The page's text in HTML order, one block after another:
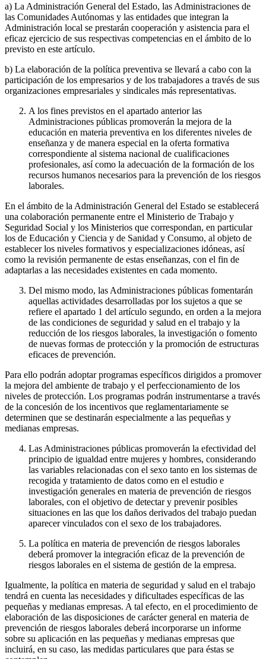
a) La Administración General del Estado, las Administraciones de
las Comunidades Autónomas y las entidades que integran la
Administración local se prestarán cooperación y asistencia para el
eficaz ejercicio de sus respectivas competencias en el ámbito de lo
previsto en este artículo.
b) La elaboración de la política preventiva se llevará a cabo con la
participación de los empresarios y de los trabajadores a través de sus
organizaciones empresariales y sindicales más representativas.
A los fines previstos en el apartado anterior las
Administraciones públicas promoverán la mejora de la
educación en materia preventiva en los diferentes niveles de
enseñanza y de manera especial en la oferta formativa
correspondiente al sistema nacional de cualificaciones
profesionales, así como la adecuación de la formación de los
recursos humanos necesarios para la prevención de los riesgos
laborales.
En el ámbito de la Administración General del Estado se establecerá
una colaboración permanente entre el Ministerio de Trabajo y
Seguridad Social y los Ministerios que correspondan, en particular
los de Educación y Ciencia y de Sanidad y Consumo, al objeto de
establecer los niveles formativos y especializaciones idóneas, así
como la revisión permanente de estas enseñanzas, con el fin de
adaptarlas a las necesidades existentes en cada momento.
Del mismo modo, las Administraciones públicas fomentarán
aquellas actividades desarrolladas por los sujetos a que se
refiere el apartado 1 del artículo segundo, en orden a la mejora
de las condiciones de seguridad y salud en el trabajo y la
reducción de los riesgos laborales, la investigación o fomento
de nuevas formas de protección y la promoción de estructuras
eficaces de prevención.
Para ello podrán adoptar programas específicos dirigidos a promover
la mejora del ambiente de trabajo y el perfeccionamiento de los
niveles de protección. Los programas podrán instrumentarse a través
de la concesión de los incentivos que reglamentariamente se
determinen que se destinarán especialmente a las pequeñas y
medianas empresas.
Las Administraciones públicas promoverán la efectividad del
principio de igualdad entre mujeres y hombres, considerando
las variables relacionadas con el sexo tanto en los sistemas de
recogida y tratamiento de datos como en el estudio e
investigación generales en materia de prevención de riesgos
laborales, con el objetivo de detectar y prevenir posibles
situaciones en las que los daños derivados del trabajo puedan
aparecer vinculados con el sexo de los trabajadores.
La política en materia de prevención de riesgos laborales
deberá promover la integración eficaz de la prevención de
riesgos laborales en el sistema de gestión de la empresa.
Igualmente, la política en materia de seguridad y salud en el trabajo
tendrá en cuenta las necesidades y dificultades específicas de las
pequeñas y medianas empresas. A tal efecto, en el procedimiento de
elaboración de las disposiciones de carácter general en materia de
prevención de riesgos laborales deberá incorporarse un informe
sobre su aplicación en las pequeñas y medianas empresas que
incluirá, en su caso, las medidas particulares que para éstas se